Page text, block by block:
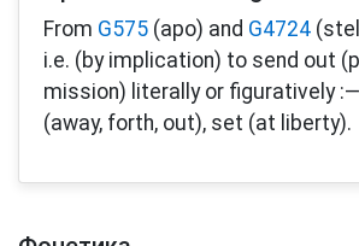
From G575 (apo) and G4724
i.e. (by implication) to send out
mission) literally or figuratively
(away, forth, out), set (at liberty).